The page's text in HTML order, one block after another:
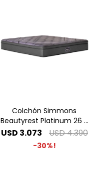
Colchón Simmons
Beautyrest Platinum 26 -
1.40 x 1.90 2 Plazas
USD 3.073 USD4.390
30